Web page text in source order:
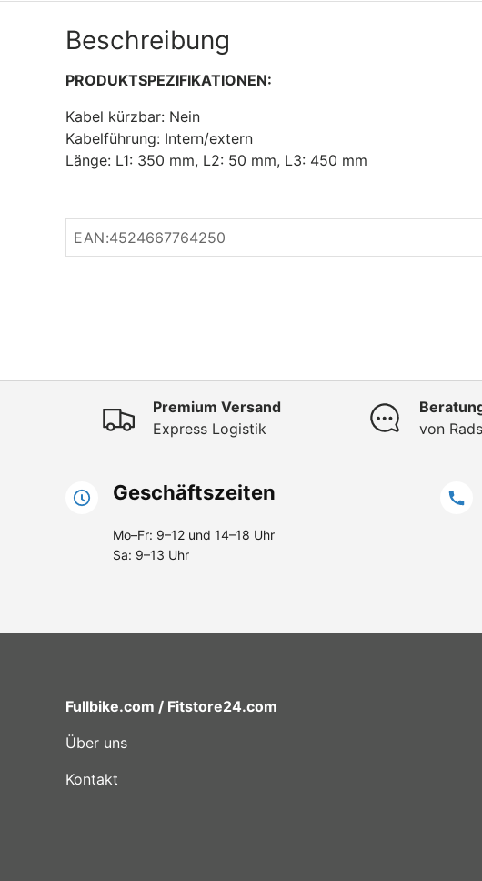
Beschreibung
PRODUKTSPEZIFIKATIONEN:
Kabel kürzbar: Nein
Kabelführung: Intern/extern
Länge: L1: 350 mm, L2: 50 mm, L3: 450 mm
EAN:4524667764250
Premium Versand
Express Logistik
von
Geschäftszeiten
Mo–Fr: 9–12 und 14–18 Uhr
Sa: 9–13 Uhr
Fullbike.com / Fitstore24.com
Über uns
Kontakt